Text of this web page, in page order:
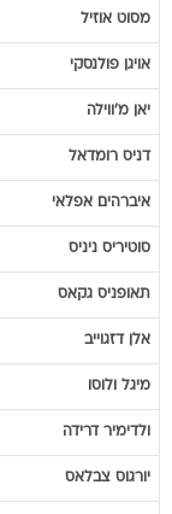
מסוט אוזיל
אויגן פולנסקי
יאן מ'ווילה
דניס רומדאל
איברהים אפלאי
סוטיריס ניניס
תאופניס גקאס
אלן דזגוייב
מיגל ולוסו
ולדימיר דרידה
יורגוס צבלאס